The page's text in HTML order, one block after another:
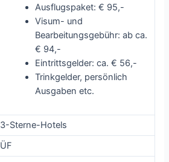
Ausflugspaket: € 95,-
Visum- und
Bearbeitungsgebühr: ab ca.
€ 94,-
Eintrittsgelder: ca. € 56,-
Trinkgelder, persönlich
Ausgaben etc.
3-Sterne-Hotels
ÜF